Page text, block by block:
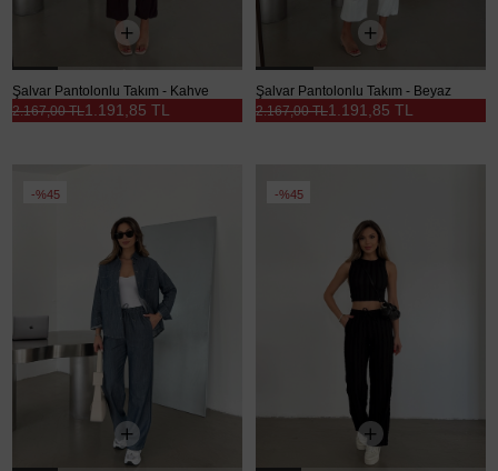
Şalvar Pantolonlu Takım - Kahve
1.191,85 TL
2.167,00 TL
Şalvar Pantolonlu Takım - Beyaz
1.191,85 TL
2.167,00 TL
%45 %45